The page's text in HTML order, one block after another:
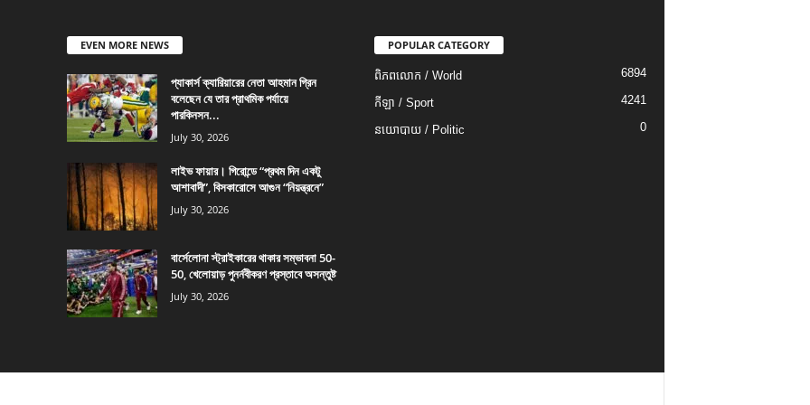
EVEN MORE NEWS
প্যাকার্স ক্যারিয়ারের নেতা আহমান গ্রিন
বলেছেন যে তার প্রাথমিক পর্যায়ে
পারকিনসন...
July 30, 2026
লাইভ ফায়ার। গিরোন্ডে “প্রথম দিন একটু
আশাবাদী”, বিসকারোসে আগুন “নিয়ন্ত্রনে”
July 30, 2026
বার্সেলোনা স্ট্রাইকারের থাকার সম্ভাবনা 50-
50, খেলোয়াড় পুনর্নবীকরণ প্রস্তাবে অসন্তুষ্ট
July 30, 2026
POPULAR CATEGORY
ពិភពលោក / World 6894
កីឡា / Sport 4241
នយោបាយ / Politic 0